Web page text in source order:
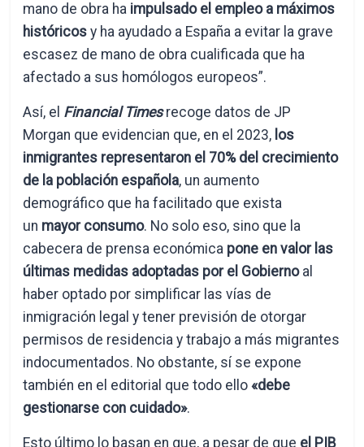
mano de obra ha impulsado el empleo a máximos
históricos y ha ayudado a España a evitar la grave
escasez de mano de obra cualificada que ha
afectado a sus homólogos europeos”.
Así, el Financial Timesrecoge datos de JP
Morgan que evidencian que, en el 2023, los
inmigrantes representaron el 70% del crecimiento
de la población española, un aumento
demográfico que ha facilitado que exista
un mayor consumo. No solo eso, sino que la
cabecera de prensa económica pone en valor las
últimas medidas adoptadas por el Gobierno al
haber optado por simplificar las vías de
inmigración legal y tener previsión de otorgar
permisos de residencia y trabajo a más migrantes
indocumentados. No obstante, sí se expone
también en el editorial que todo ello «debe
gestionarse con cuidado».
Esto último lo basan en que, a pesar de que el PIB